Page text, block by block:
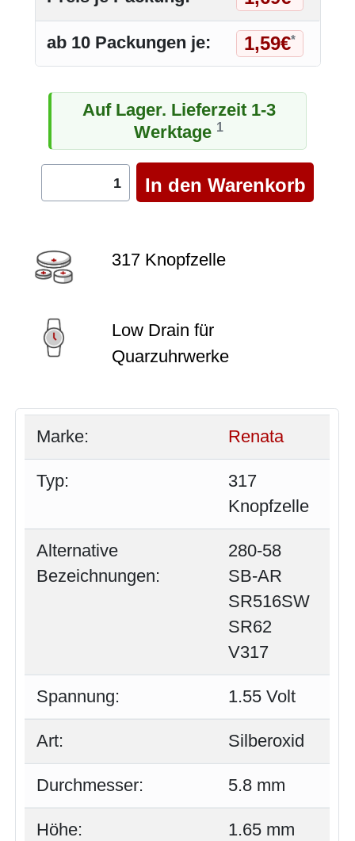
ab 10 Packungen je: 1,59€*
Auf Lager. Lieferzeit 1-3
Werktage 1
317 Knopfzelle
Low Drain für
Quarzuhrwerke
Marke: Renata
Typ:
317
Knopfzelle
Alternative
Bezeichnungen:
280-58
SB-AR
SR516SW
SR62
V317
Spannung: 1.55 Volt
Art: Silberoxid
Durchmesser: 5.8 mm
Höhe: 1.65 mm